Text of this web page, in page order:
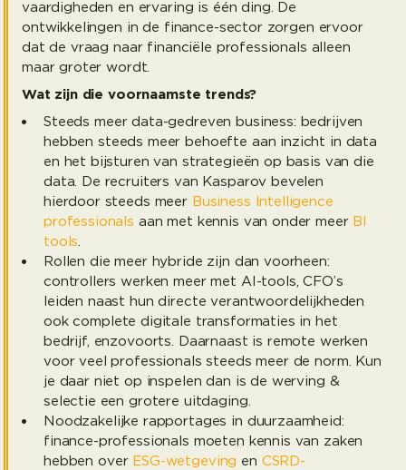
vaardigheden en ervaring is één ding. De
ontwikkelingen in de finance-sector zorgen ervoor
dat de vraag naar financiële professionals alleen
maar groter wordt.
Wat zijn die voornaamste trends?
Steeds meer data-gedreven business: bedrijven
hebben steeds meer behoefte aan inzicht in data
en het bijsturen van strategieën op basis van die
data. De recruiters van Kasparov bevelen
hierdoor steeds meer Business Intelligence
professionals aan met kennis van onder meer BI
tools.
Rollen die meer hybride zijn dan voorheen:
controllers werken meer met AI-tools, CFO’s
leiden naast hun directe verantwoordelijkheden
ook complete digitale transformaties in het
bedrijf, enzovoorts. Daarnaast is remote werken
voor veel professionals steeds meer de norm. Kun
je daar niet op inspelen dan is de werving &
selectie een grotere uitdaging.
Noodzakelijke rapportages in duurzaamheid:
finance-professionals moeten kennis van zaken
hebben over ESG-wetgeving en CSRD-